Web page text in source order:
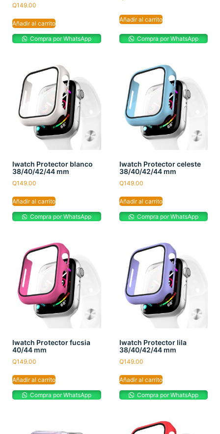
Q149.00
Añadir al carrito
Compra por WhatsApp
Añadir al carrito
Compra por WhatsApp
Iwatch Protector blanco
38/40/42/44 mm
Q149.00
Añadir al carrito
Compra por WhatsApp
Iwatch Protector celeste
38/40/42/44 mm
Q149.00
Añadir al carrito
Compra por WhatsApp
Iwatch Protector fucsia
40/44 mm
Q149.00
Añadir al carrito
Compra por WhatsApp
Iwatch Protector lila
38/40/42/44 mm
Q149.00
Añadir al carrito
Compra por WhatsApp